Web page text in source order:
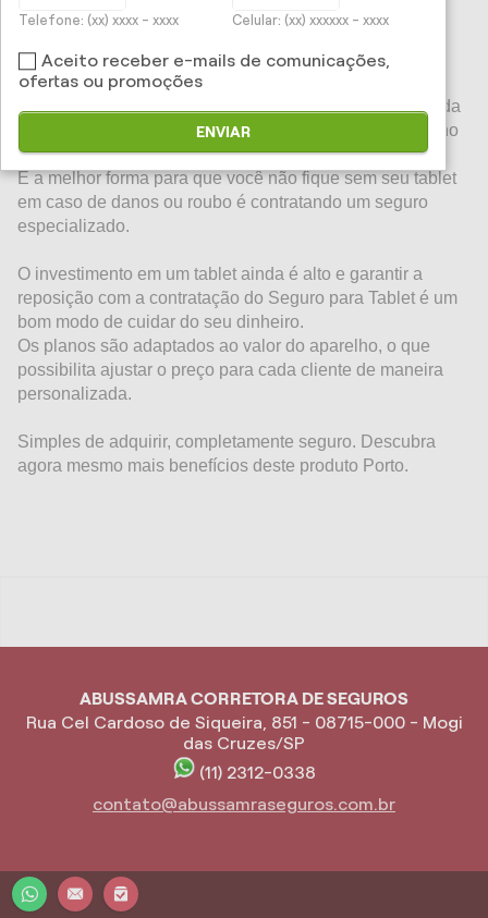
o serviço.
O tablet é um dos equipamentos mais completos da
atualidade e caiu no gosto dos brasileiros.
De acordo a IDC Brasil, é esperado um crescimento cada
vez mais significativo na venda deste tipo de aparelho no
país.
E a melhor forma para que você não fique sem seu tablet
em caso de danos ou roubo é contratando um seguro
especializado.
O investimento em um tablet ainda é alto e garantir a
reposição com a contratação do Seguro para Tablet é um
bom modo de cuidar do seu dinheiro.
Os planos são adaptados ao valor do aparelho, o que
possibilita ajustar o preço para cada cliente de maneira
personalizada.
Simples de adquirir, completamente seguro. Descubra
agora mesmo mais benefícios deste produto Porto.
ABUSSAMRA CORRETORA DE SEGUROS
Rua Cel Cardoso de Siqueira, 851 - 08715-000 - Mogi
das Cruzes/SP
(11) 2312-0338
contato@abussamraseguros.com.br
Telefone: (xx) xxxx - xxxx Celular: (xx) xxxxxx - xxxx
Aceito receber e-mails de comunicações,
ofertas ou promoções
ENVIAR